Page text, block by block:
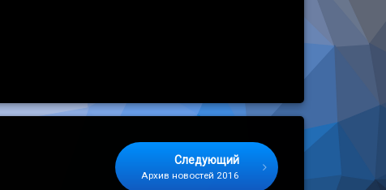
образовательных организациях»
Следующий
Архив новостей 2016